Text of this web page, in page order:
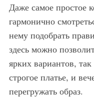
Даже самое простое
гармонично
нему подобрать
здесь можно
ярких вариантов,
строгое платье, и
перегружать образ.